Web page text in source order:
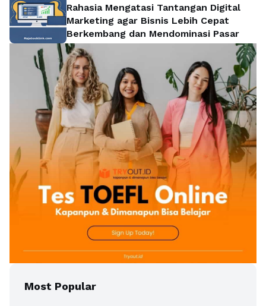
Rahasia Mengatasi Tantangan Digital
Marketing agar Bisnis Lebih Cepat
Berkembang dan Mendominasi Pasar
Most Popular